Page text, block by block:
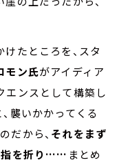
たところを、スタ
モン氏がアイディア
エンスとして構築し
襲いかかってくる
だから、 それをまず
指を折り…… まとめ